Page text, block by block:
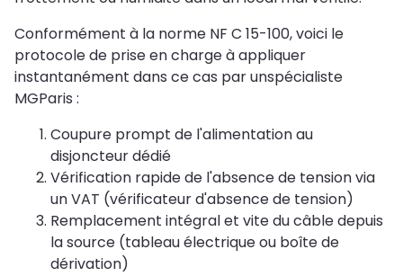
Conformément à la norme NF C 15-100, voici le
protocole de prise en charge à appliquer
instantanément dans ce cas par unspécialiste
MGParis :
Coupure prompt de l'alimentation au
disjoncteur dédié
Vérification rapide de l'absence de tension via
un VAT (vérificateur d'absence de tension)
Remplacement intégral et vite du câble depuis
la source (tableau électrique ou boîte de
dérivation)